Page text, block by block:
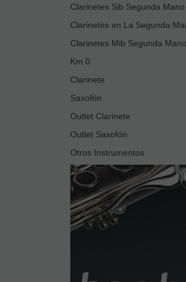
Clarinetes Sib Segunda Mano
Clarinetes en La Segunda
Clarinetes Mib Segunda Mano
Km 0
Clarinete
Saxofón
Outlet Clarinete
Outlet Saxofón
Otros Instrumentos